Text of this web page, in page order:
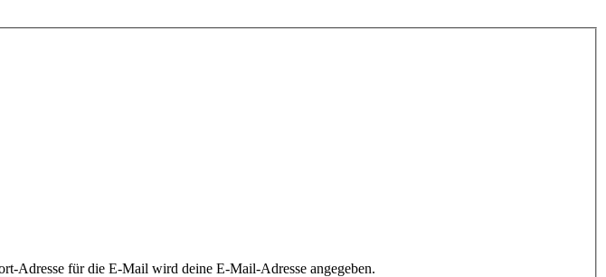
Adresse für die E-Mail wird deine E-Mail-Adresse angegeben.